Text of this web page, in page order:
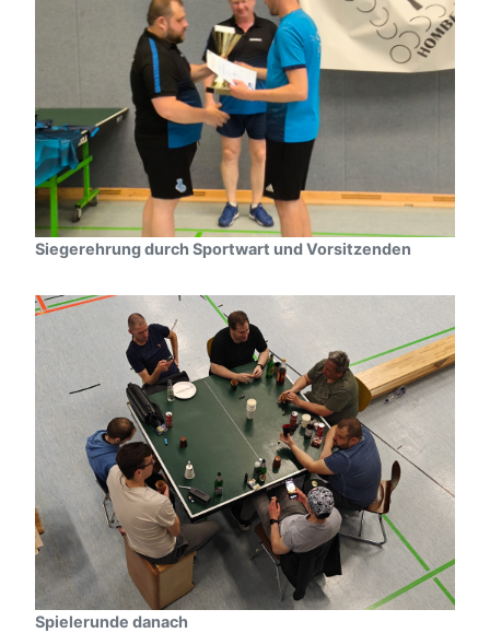
Siegerehrung durch Sportwart und Vorsitzenden
Spielerunde danach